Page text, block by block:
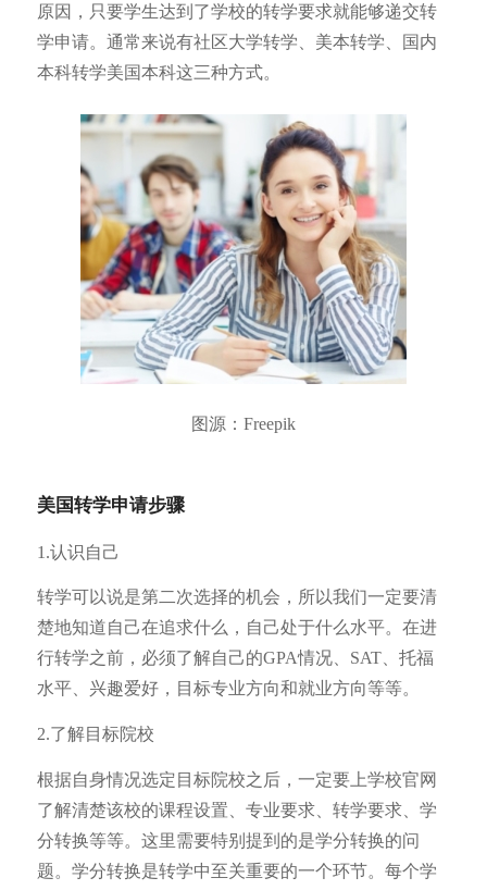
原因，只要学生达到了学校的转学要求就能够递交转
学申请。通常来说有社区大学转学、美本转学、国内
本科转学美国本科这三种方式。
图源：Freepik
美国转学申请步骤
1.认识自己
转学可以说是第二次选择的机会，所以我们一定要清
楚地知道自己在追求什么，自己处于什么水平。在进
行转学之前，必须了解自己的GPA情况、SAT、托福
水平、兴趣爱好，目标专业方向和就业方向等等。
2.了解目标院校
根据自身情况选定目标院校之后，一定要上学校官网
了解清楚该校的课程设置、专业要求、转学要求、学
分转换等等。这里需要特别提到的是学分转换的问
题。学分转换是转学中至关重要的一个环节。每个学